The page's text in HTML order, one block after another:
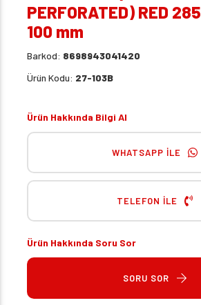
PERFORATED) RED
100 mm
Barkod: 8698943041420
Ürün Kodu: 27-103B
Ürün Hakkında Bilgi Al
WHATSAPP İLE
TELEFON İLE
Ürün Hakkında Soru Sor
SORU SOR